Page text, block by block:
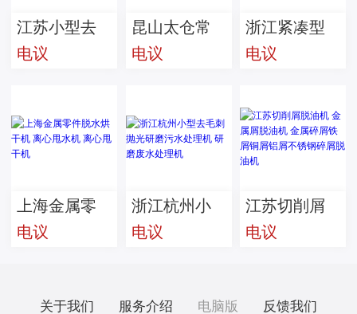
江苏小型去
毛刺抛光研
污水处理机
电议
昆山太仓常
熟脱油机 离
电议
浙江紧凑型
振动研磨机
抛光污水废
水处理设备
电议
上海金属零
件脱水烘干
电议
浙江杭州小
型去毛刺抛
电议
江苏切削屑
脱油机 金属
电议
关于我们 服务介绍 电脑版 反馈我们